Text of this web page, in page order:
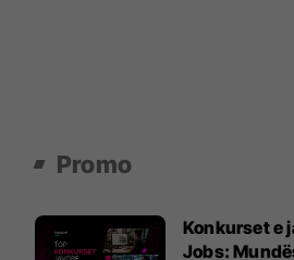
Promo
Konkurset e
Jobs: